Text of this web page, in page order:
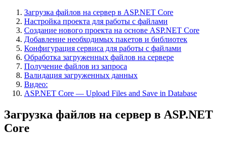
Загрузка файлов на сервер в ASP.NET Core
Настройка проекта для работы с файлами
Создание нового проекта на основе ASP.NET Core
Добавление необходимых пакетов и библиотек
Конфигурация сервиса для работы с файлами
Обработка загруженных файлов на сервере
Получение файлов из запроса
Валидация загруженных данных
Видео:
ASP.NET Core — Upload Files and Save in Database
Загрузка файлов на сервер в ASP.NET
Core